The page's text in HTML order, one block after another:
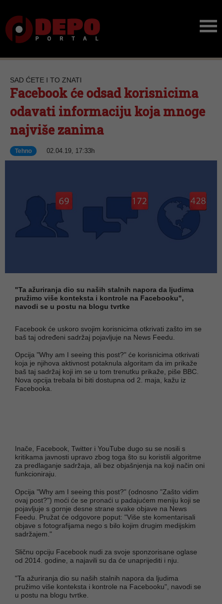
SAD ĆETE I TO ZNATI
Facebook će odsad korisnicima
odavati informaciju koja mnoge
najviše zanima
Tehno 02.04.19, 17:33h
"Ta ažuriranja dio su naših stalnih napora da ljudima
pružimo više konteksta i kontrole na Facebooku",
navodi se u postu na blogu tvrtke
Facebook će uskoro svojim korisnicima otkrivati zašto im se
baš taj određeni sadržaj pojavljuje na News Feedu.
Opcija "Why am I seeing this post?" će korisnicima otkrivati
koja je njihova aktivnost potaknula algoritam da im prikaže
baš taj sadržaj koji im se u tom trenutku prikaže, piše BBC.
Nova opcija trebala bi biti dostupna od 2. maja, kažu iz
Facebooka.
Inače, Facebook, Twitter i YouTube dugo su se nosili s
kritikama javnosti upravo zbog toga što su koristili algoritme
za predlaganje sadržaja, ali bez objašnjenja na koji način oni
funkcioniraju.
Opcija "Why am I seeing this post?" (odnosno "Zašto vidim
ovaj post?") moći će se pronaći u padajućem meniju koji se
pojavljuje s gornje desne strane svake objave na News
Feedu. Pružat će odgovore poput: "Više ste komentarisali
objave s fotografijama nego s bilo kojim drugim medijskim
sadržajem."
Sličnu opciju Facebook nudi za svoje sponzorisane oglase
od 2014. godine, a najavili su da će unaprijediti i nju.
"Ta ažuriranja dio su naših stalnih napora da ljudima
pružimo više konteksta i kontrole na Facebooku", navodi se
u postu na blogu tvrtke.